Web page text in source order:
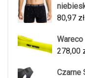
80,97 zł
278,00
Czarne